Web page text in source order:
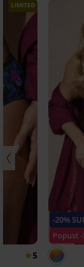
LIMITED
5
-20%
Popust